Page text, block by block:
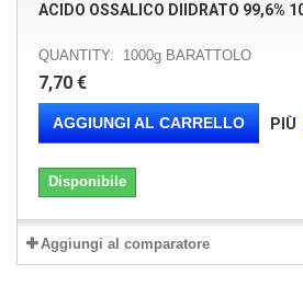
ACIDO OSSALICO DIIDRATO 99,6%
QUANTITY: 1000g BARATTOLO
7,70 €
AGGIUNGI AL CARRELLO PIÙ
Disponibile
Aggiungi al comparatore